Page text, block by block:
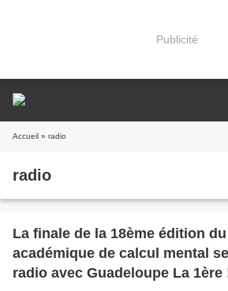
Publicité
Accueil » radio
radio
La finale de la 18ème édition
académique de calcul mental
radio avec Guadeloupe La 1ère